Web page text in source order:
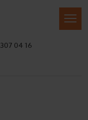
04 16